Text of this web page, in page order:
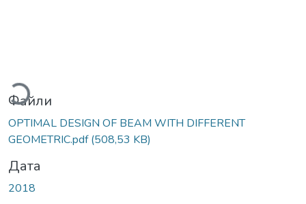
Файли
OPTIMAL DESIGN OF BEAM WITH DIFFERENT
GEOMETRIC.pdf(508,53 KB)
Дата
2018